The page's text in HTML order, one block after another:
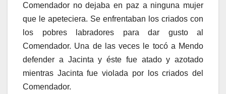
Comendador no dejaba en paz a ninguna mujer
que le apeteciera. Se enfrentaban los criados con
los pobres labradores para dar gusto al
Comendador. Una de las veces le tocó a Mendo
defender a Jacinta y éste fue atado y azotado
mientras Jacinta fue violada por los criados del
Comendador.